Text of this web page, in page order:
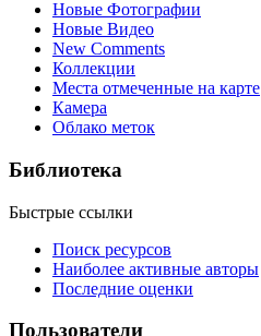
Новые Фотографии
Новые Видео
New Comments
Коллекции
Места отмеченные на карте
Камера
Облако меток
Библиотека
Быстрые ссылки
Поиск ресурсов
Наиболее активные авторы
Последние оценки
Пользователи